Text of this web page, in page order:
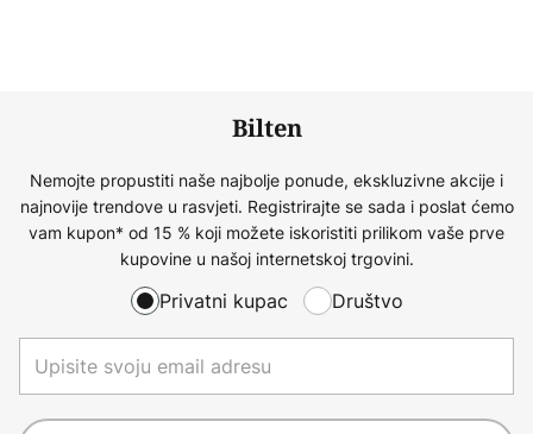
Bilten
Nemojte propustiti naše najbolje ponude, ekskluzivne akcije i
najnovije trendove u rasvjeti. Registrirajte se sada i poslat ćemo
vam kupon* od 15 % koji možete iskoristiti prilikom vaše prve
kupovine u našoj internetskoj trgovini.
Privatni kupac Društvo